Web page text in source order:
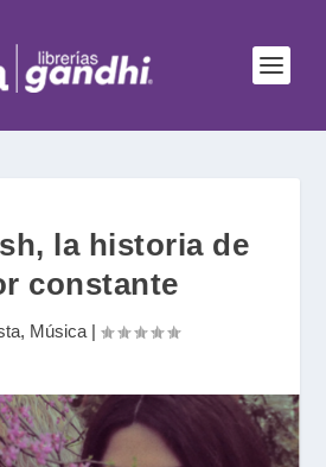
la historia de
constante
, Música |